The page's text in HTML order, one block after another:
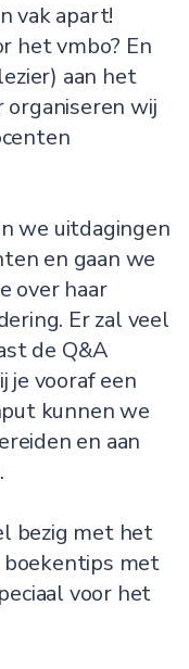
vak apart!
het vmbo? En
aan het
organiseren wij
we uitdagingen
en gaan we
over haar
Er zal veel
de Q&A
vooraf een
kunnen we
en aan
bezig met het
met
voor het